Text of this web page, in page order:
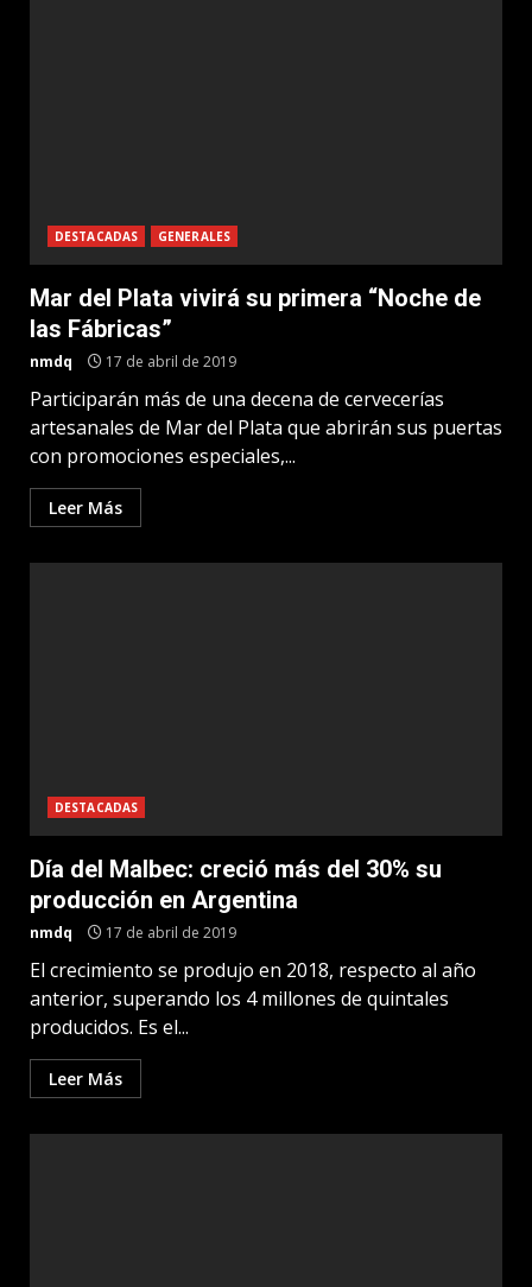
DESTACADAS GENERALES
Mar del Plata vivirá su primera “Noche de
las Fábricas”
nmdq 17 de abril de 2019
Participarán más de una decena de cervecerías
artesanales de Mar del Plata que abrirán sus puertas
con promociones especiales,...
Leer Más
DESTACADAS
Día del Malbec: creció más del 30% su
producción en Argentina
nmdq 17 de abril de 2019
El crecimiento se produjo en 2018, respecto al año
anterior, superando los 4 millones de quintales
producidos. Es el...
Leer Más